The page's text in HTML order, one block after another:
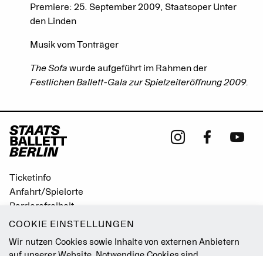
Premiere: 25. September 2009, Staatsoper Unter
den Linden
Musik vom Tonträger
The Sofa wurde aufgeführt im Rahmen der
Festlichen Ballett-Gala zur Spielzeiteröffnung 2009.
Ticketinfo
Anfahrt/Spielorte
Barrierefreiheit
Leichte Sprache
Leitbild
COOKIE EINSTELLUNGEN
Wir nutzen Cookies sowie Inhalte von externen Anbietern